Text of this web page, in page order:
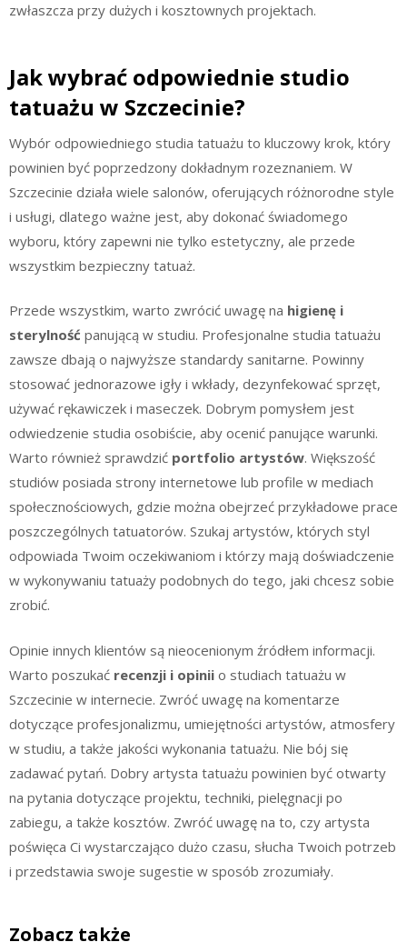
zwłaszcza przy dużych i kosztownych projektach.
Jak wybrać odpowiednie studio
tatuażu w Szczecinie?
Wybór odpowiedniego studia tatuażu to kluczowy krok, który
powinien być poprzedzony dokładnym rozeznaniem. W
Szczecinie działa wiele salonów, oferujących różnorodne style
i usługi, dlatego ważne jest, aby dokonać świadomego
wyboru, który zapewni nie tylko estetyczny, ale przede
wszystkim bezpieczny tatuaż.
Przede wszystkim, warto zwrócić uwagę na higienę i
sterylność panującą w studiu. Profesjonalne studia tatuażu
zawsze dbają o najwyższe standardy sanitarne. Powinny
stosować jednorazowe igły i wkłady, dezynfekować sprzęt,
używać rękawiczek i maseczek. Dobrym pomysłem jest
odwiedzenie studia osobiście, aby ocenić panujące warunki.
Warto również sprawdzić portfolio artystów. Większość
studiów posiada strony internetowe lub profile w mediach
społecznościowych, gdzie można obejrzeć przykładowe prace
poszczególnych tatuatorów. Szukaj artystów, których styl
odpowiada Twoim oczekiwaniom i którzy mają doświadczenie
w wykonywaniu tatuaży podobnych do tego, jaki chcesz sobie
zrobić.
Opinie innych klientów są nieocenionym źródłem informacji.
Warto poszukać recenzji i opinii o studiach tatuażu w
Szczecinie w internecie. Zwróć uwagę na komentarze
dotyczące profesjonalizmu, umiejętności artystów, atmosfery
w studiu, a także jakości wykonania tatuażu. Nie bój się
zadawać pytań. Dobry artysta tatuażu powinien być otwarty
na pytania dotyczące projektu, techniki, pielęgnacji po
zabiegu, a także kosztów. Zwróć uwagę na to, czy artysta
poświęca Ci wystarczająco dużo czasu, słucha Twoich potrzeb
i przedstawia swoje sugestie w sposób zrozumiały.
Zobacz także